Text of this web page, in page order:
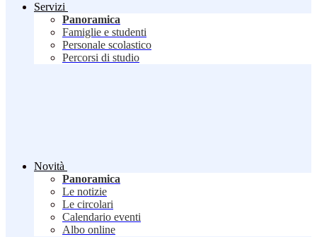
Servizi
Panoramica
Famiglie e studenti
Personale scolastico
Percorsi di studio
Novità
Panoramica
Le notizie
Le circolari
Calendario eventi
Albo online